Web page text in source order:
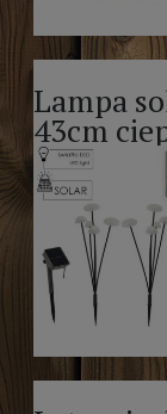
Lampa
43cm